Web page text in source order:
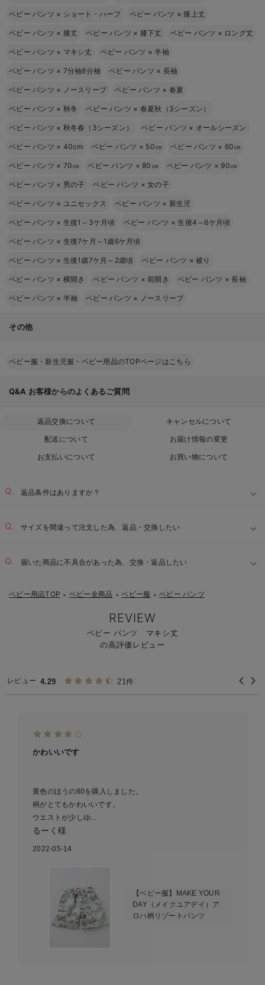
ベビー パンツ × ショート・ハーフ ベビー パンツ × 膝上丈
ベビー パンツ × 膝丈 ベビー パンツ × 膝下丈 ベビー パンツ × ロング丈
ベビー パンツ × マキシ丈 ベビー パンツ ×半袖
ベビー パンツ × 7分袖8分袖 ベビー パンツ × 長袖
ベビー パンツ × ノースリーブ ベビー パンツ × 春夏
ベビー パンツ × 秋冬 ベビー パンツ × 春夏秋（3シーズン）
ベビー パンツ × 秋冬春（3シーズン） ベビー パンツ × オールシーズン
ベビー パンツ × 40cm ベビー パンツ × 50㎝ ベビー パンツ × 60㎝
ベビー パンツ × 70㎝ ベビー パンツ × 80㎝ ベビー パンツ × 90㎝
ベビー パンツ × 男の子 ベビー パンツ ×女の子
ベビー パンツ × ユニセックス ベビー パンツ × 新生児
ベビー パンツ × 生後1～3ケ月頃 ベビー パンツ ×生後4～6ケ月頃
ベビー パンツ × 生後7ケ月～1歳6ケ月頃
ベビー パンツ × 生後1歳7ケ月～2歳頃 ベビー パンツ ×被り
ベビー パンツ × 横開き ベビー パンツ ×前開き ベビー パンツ ×長袖
ベビー パンツ × 半袖 ベビー パンツ × ノースリーブ
その他
ベビー服・新生児服・ベビー用品のTOPページはこちら
Q&A お客様からのよくあるご質問
返品交換について
キャンセルについて
配送について
お届け情報の変更
お支払いについて
お買い物について
返品条件はありますか？
サイズを間違って注文した為、返品・交換したい
届いた商品に不具合があった為、交換・返品したい
ベビー用品TOP ＞ ベビー全商品 ＞ ベビー服 ＞ ベビー パンツ
REVIEW
ベビー パンツ マキシ丈
の高評価レビュー
レビュー 4.29 21件
かわいいです
黄色のほうの80を購入しました。
柄がとてもかわいいです。
ウエストが少しゆ...
るーく様
2022-05-14
【ベビー服】MAKE YOUR
DAY（メイクユアデイ）ア
ロハ柄リゾートパンツ